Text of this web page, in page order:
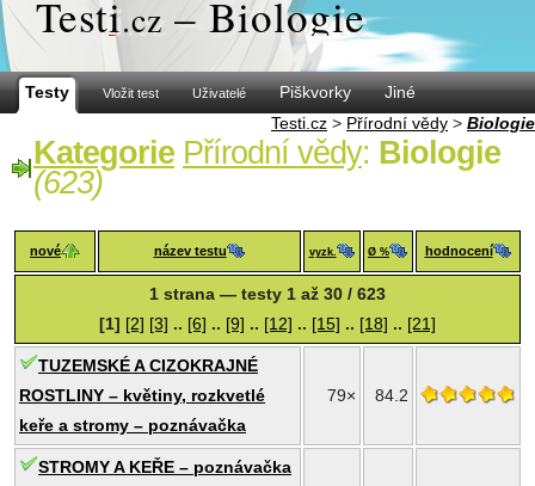
Testi.cz – Biologie
Testy Vložit test Uživatelé Piškvorky
Jiné
Testi.cz > Přírodní vědy > Biologie
Kategorie Přírodní vědy: Biologie
(623)
nové název testu vyzk. Ø % hodnocení
1 strana — testy 1 až 30 / 623
[1] [2] [3] .. [6] .. [9] .. [12] .. [15] .. [18] .. [21]
TUZEMSKÉ A CIZOKRAJNÉ
ROSTLINY – květiny, rozkvetlé
keře a stromy – poznávačka
79× 84.2
STROMY A KEŘE – poznávačka